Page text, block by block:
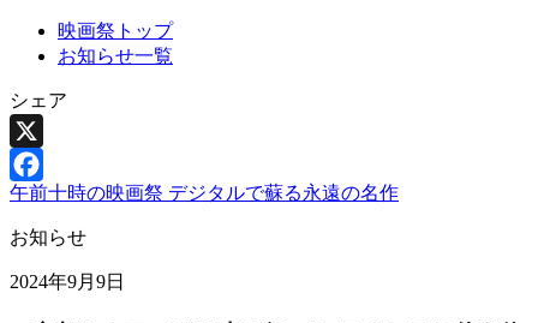
映画祭トップ
お知らせ一覧
シェア
X
Facebook
午前十時の映画祭 デジタルで蘇る永遠の名作
お知らせ
2024年9月9日